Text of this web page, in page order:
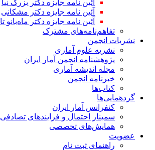
آئین نامه جایزه دکتر بزرگ نیا
آئین نامه جایزه دکتر مشکانی
آئین نامه جایزه دکتر ماه‌بانو تاتا
تفاهم‌نامه‌های مشترک
نشریات انجمن
نشریه علوم آماری
پژوهشنامه انجمن آمار ایران
مجله اندیشه آماری
خبرنامه انجمن
کتاب‌ها
گردهمایی‌ها
کنفرانس آمار ایران
سمینار احتمال و فرایندهای تصادفی
همایش‌های تخصصی
عضویت
راهنمای ثبت نام